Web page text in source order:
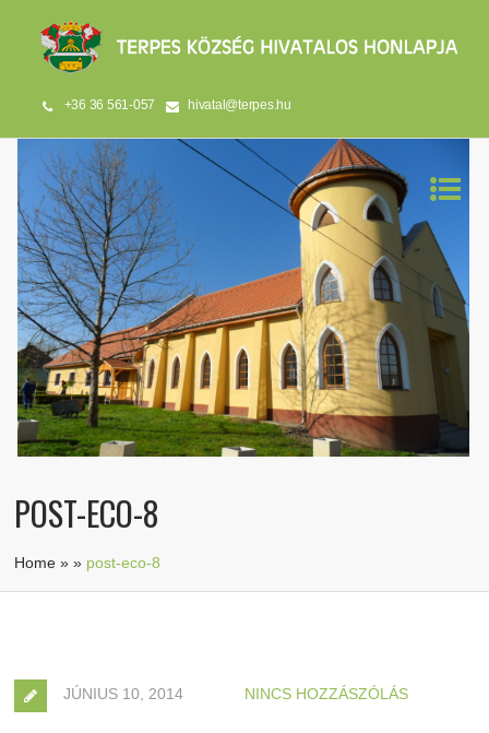
+36 36 561-057 hivatal@terpes.hu
POST-ECO-8
Home »» post-eco-8
JÚNIUS 10, 2014 NINCS HOZZÁSZÓLÁS